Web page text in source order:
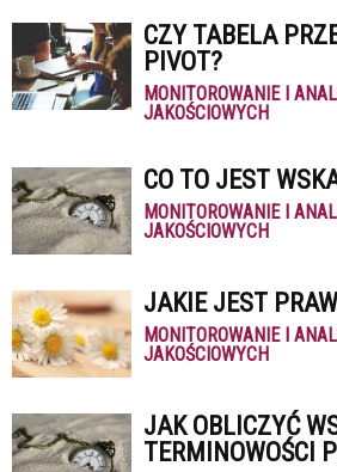
CZY TABELA
PIVOT?
MONITOROWANIE I
JAKOŚCIOWYCH
CO TO JEST
MONITOROWANIE I
JAKOŚCIOWYCH
JAKIE JEST
MONITOROWANIE I
JAKOŚCIOWYCH
JAK OBLICZYĆ
TERMINOWOŚCI